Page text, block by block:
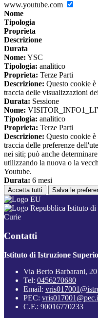
www.youtube.com
Nome
Tipologia
Proprieta
Descrizione
Durata
Nome: YSC
Tipologia: analitico
Proprieta: Terze Parti
Descrizione: Questo cookie è
traccia delle visualizzazioni
Durata: Sessione
Nome:
Tipologia: analitico
Proprieta: Terze Parti
Descrizione: Questo cookie è
traccia delle preferenze
nei siti; può anche
utilizzando la nuova o la
Youtube.
Durata: 6 mesi
Accetta tutti Salva le
Istituto di
Curie
Contatti
Istituto di Istruzione
Via Berto Barbarani,
Tel: 0456270680
Email:
PEC:
C.F.: 90016770233